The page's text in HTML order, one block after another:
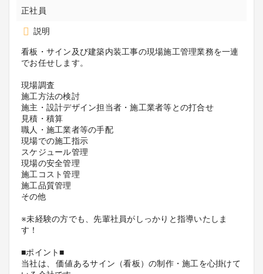
正社員
説明
看板・サイン及び建築内装工事の現場施工管理業務を一連
でお任せします。
現場調査
施工方法の検討
施主・設計デザイン担当者・施工業者等との打合せ
見積・積算
職人・施工業者等の手配
現場での施工指示
スケジュール管理
現場の安全管理
施工コスト管理
施工品質管理
その他
※未経験の方でも、先輩社員がしっかりと指導いたしま
す！
■ポイント■
当社は、 価値あるサイン（看板）の制作・施工を心掛けて